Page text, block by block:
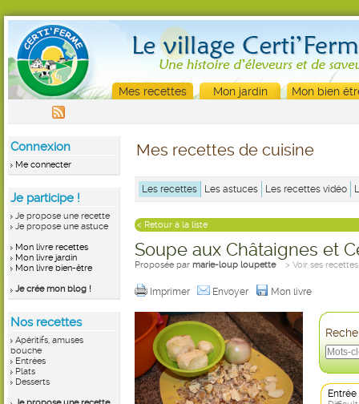
Mes recettes Mon jardin Mon bien
Connexion
Me connecter
Je participe !
Je propose une recette
Je propose une astuce
Mon livre recettes
Mon livre jardin
Mon livre bien-être
Je crée mon blog !
Nos recettes
Apéritifs, amuses
bouche
Entrées
Plats
Desserts
Mes recettes de cuisine
Les recettes Les astuces Les recettes vidéo
< Retour à la liste
Soupe aux Châtaignes et
Proposée par marie-loup loupette > Voir ses recettes
Imprimer Envoyer Mon livre
Entrée